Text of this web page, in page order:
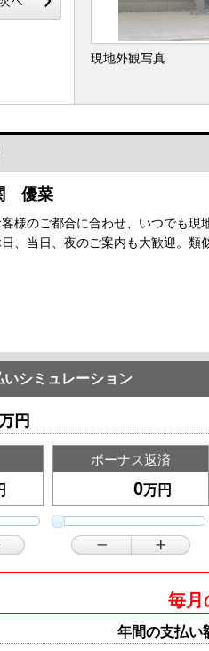
現地外観写真
優菜
客様のご都合に合わせ、いつでも現
、当日、夜のご案内も大歓迎。類
シミュレーション
円
ボーナス返済
万円
毎月
年間の支払い